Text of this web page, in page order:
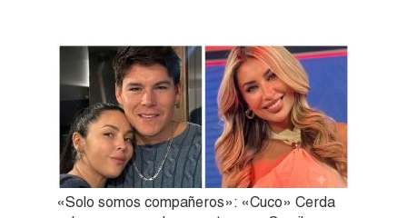
«Solo somos compañeros»: «Cuco» Cerda